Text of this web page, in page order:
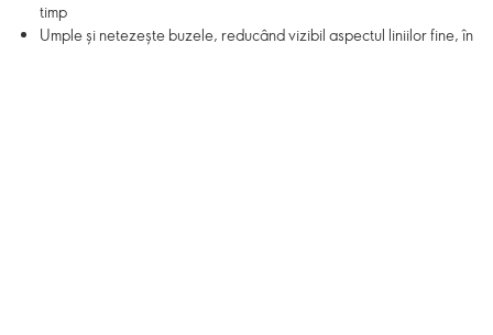
timp
Umple și netezește buzele, reducând vizibil aspectul liniilor fine, în